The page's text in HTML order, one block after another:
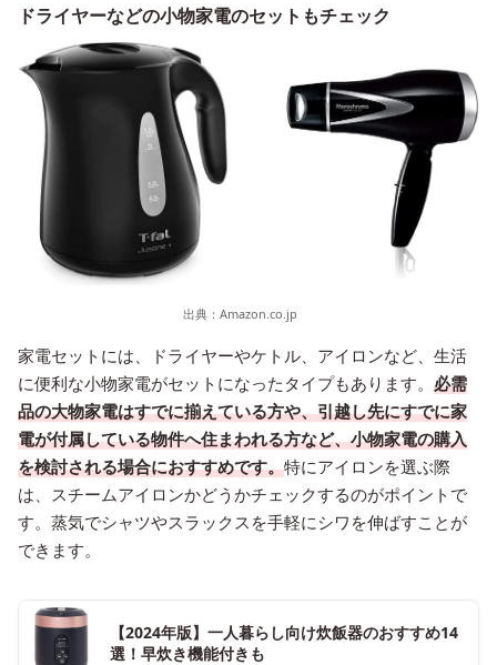
ドライヤーなどの小物家電のセットもチェック
出典： Amazon.co.jp
家電セットには、ドライヤーやケトル、アイロンなど、生活
に便利な小物家電がセットになったタイプもあります。 必需
品の大物家電はすでに揃えている方や、引越し先にすでに家
電が付属している物件へ住まわれる方など、小物家電の購入
を検討される場合におすすめです。特にアイロンを選ぶ際
は、スチームアイロンかどうかチェックするのがポイントで
す。蒸気でシャツやスラックスを手軽にシワを伸ばすことが
できます。
【2024年版】一人暮らし向け炊飯器のおすすめ14
選！早炊き機能付きも